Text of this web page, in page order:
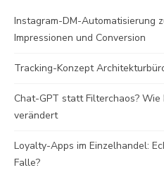
Instagram-DM-Automatisierung
Impressionen und Conversion
Tracking-Konzept
Chat-GPT statt Filterchaos?
verändert
Loyalty-Apps im Einzelhandel:
Falle?